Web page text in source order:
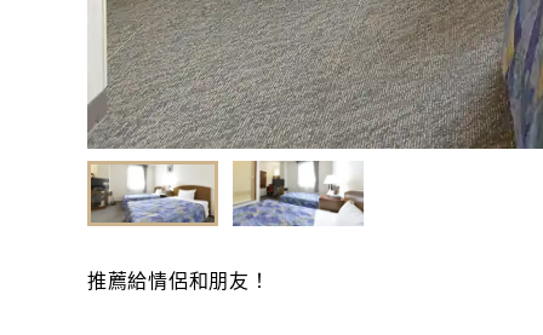
推薦給情侶和朋友！